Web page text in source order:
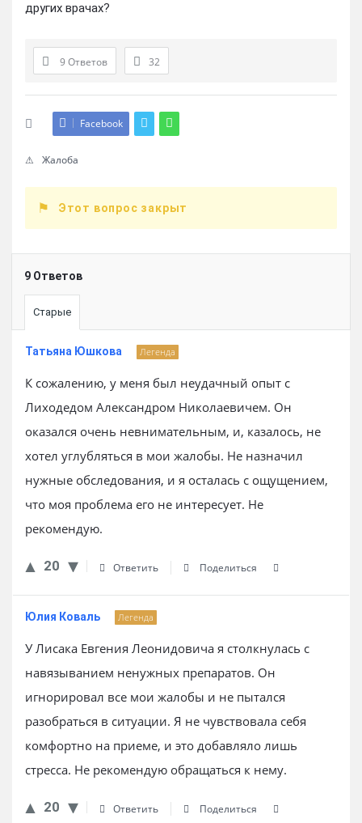
других врачах?
9 Ответов 32
Facebook
Жалоба
Этот вопрос закрыт
9 Ответов
Старые
Татьяна Юшкова Легенда
К сожалению, у меня был неудачный опыт с
Лиходедом Александром Николаевичем. Он
оказался очень невнимательным, и, казалось, не
хотел углубляться в мои жалобы. Не назначил
нужные обследования, и я осталась с ощущением,
что моя проблема его не интересует. Не
рекомендую.
20 Ответить Поделиться
Юлия Коваль Легенда
У Лисака Евгения Леонидовича я столкнулась с
навязыванием ненужных препаратов. Он
игнорировал все мои жалобы и не пытался
разобраться в ситуации. Я не чувствовала себя
комфортно на приеме, и это добавляло лишь
стресса. Не рекомендую обращаться к нему.
20 Ответить Поделиться